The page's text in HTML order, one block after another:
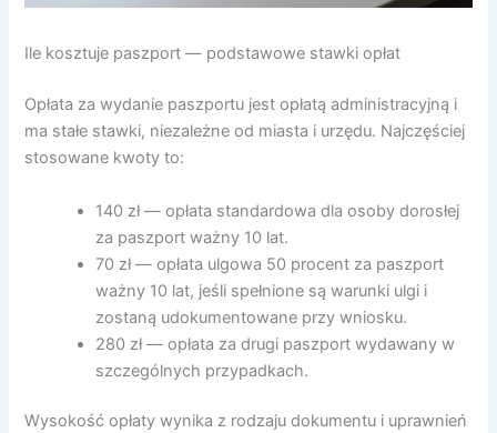
Ile kosztuje paszport — podstawowe stawki opłat
Opłata za wydanie paszportu jest opłatą administracyjną i
ma stałe stawki, niezależne od miasta i urzędu. Najczęściej
stosowane kwoty to:
140 zł — opłata standardowa dla osoby dorosłej
za paszport ważny 10 lat.
70 zł — opłata ulgowa 50 procent za paszport
ważny 10 lat, jeśli spełnione są warunki ulgi i
zostaną udokumentowane przy wniosku.
280 zł — opłata za drugi paszport wydawany w
szczególnych przypadkach.
Wysokość opłaty wynika z rodzaju dokumentu i uprawnień